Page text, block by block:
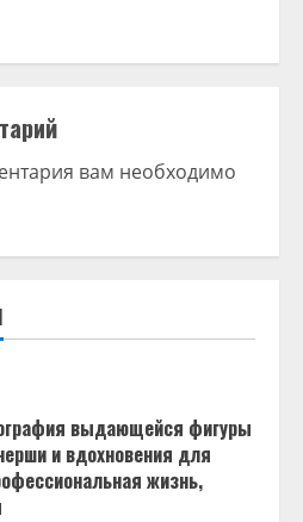
вам необходимо
выдающейся фигуры
и вдохновения для
жизнь,